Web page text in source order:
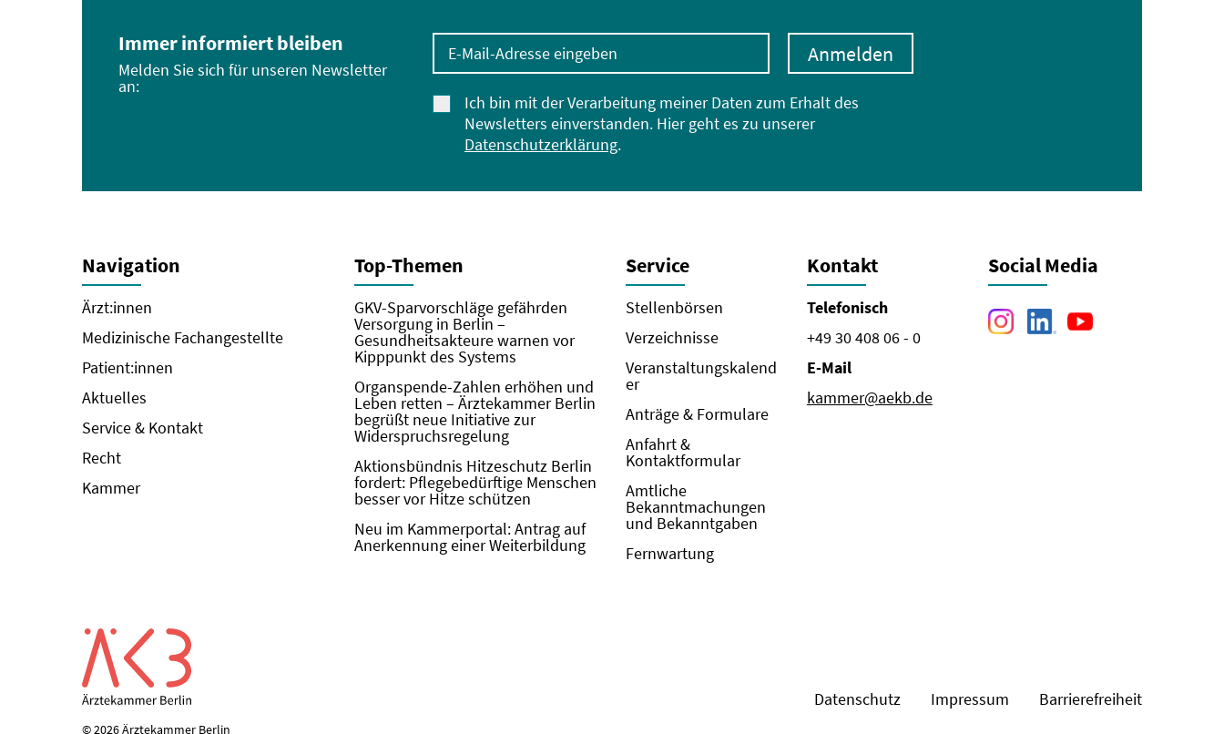
Immer informiert bleiben
Melden Sie sich für unseren Newsletter
an:
E-Mail-Adresse eingeben
Ich bin mit der Verarbeitung meiner Daten zum Erhalt des
Newsletters einverstanden. Hier geht es zu unserer
Datenschutzerklärung.
Anmelden
Navigation
Ärzt:innen
Medizinische Fachangestellte
Patient:innen
Aktuelles
Service & Kontakt
Recht
Kammer
Top-Themen
GKV-Sparvorschläge gefährden
Versorgung in Berlin –
Gesundheitsakteure warnen vor
Kipppunkt des Systems
Organspende-Zahlen erhöhen und
Leben retten – Ärztekammer Berlin
begrüßt neue Initiative zur
Widerspruchsregelung
Aktionsbündnis Hitzeschutz Berlin
fordert: Pflegebedürftige Menschen
besser vor Hitze schützen
Neu im Kammerportal: Antrag auf
Anerkennung einer Weiterbildung
Service
Stellenbörsen
Verzeichnisse
Veranstaltungskalend
er
Anträge & Formulare
Anfahrt &
Kontaktformular
Amtliche
Bekanntmachungen
und Bekanntgaben
Fernwartung
Kontakt
Telefonisch
+49 30 408 06 - 0
E-Mail
kammer@aekb.de
Social Media
Datenschutz Impressum Barrierefreiheit
© 2026 Ärztekammer Berlin